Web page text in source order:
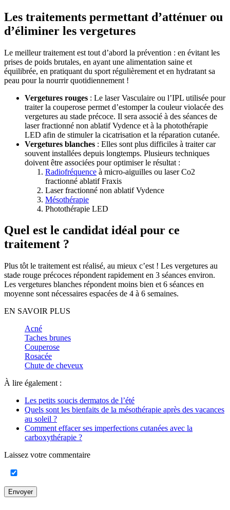
Les traitements permettant d’atténuer ou
d’éliminer les vergetures
Le meilleur traitement est tout d’abord la prévention : en évitant les
prises de poids brutales, en ayant une alimentation saine et
équilibrée, en pratiquant du sport régulièrement et en hydratant sa
peau pour la nourrir quotidiennement !
Vergetures rouges : Le laser Vasculaire ou l’IPL utilisée pour
traiter la couperose permet d’estomper la couleur violacée des
vergetures au stade précoce. Il sera associé à des séances de
laser fractionné non ablatif Vydence et à la photothérapie
LED afin de stimuler la cicatrisation et la réparation cutanée.
Vergetures blanches : Elles sont plus difficiles à traiter car
souvent installées depuis longtemps. Plusieurs techniques
doivent être associées pour optimiser le résultat :
Radiofréquence à micro-aiguilles ou laser Co2
fractionné ablatif Fraxis
Laser fractionné non ablatif Vydence
Mésothérapie
Photothérapie LED
Quel est le candidat idéal pour ce
traitement ?
Plus tôt le traitement est réalisé, au mieux c’est ! Les vergetures au
stade rouge précoces répondent rapidement en 3 séances environ.
Les vergetures blanches répondent moins bien et 6 séances en
moyenne sont nécessaires espacées de 4 à 6 semaines.
EN SAVOIR PLUS
Acné
Taches brunes
Couperose
Rosacée
Chute de cheveux
À lire également :
Les petits soucis dermatos de l’été
Quels sont les bienfaits de la mésothérapie après des vacances
au soleil ?
Comment effacer ses imperfections cutanées avec la
carboxythérapie ?
Laissez votre commentaire
Envoyer